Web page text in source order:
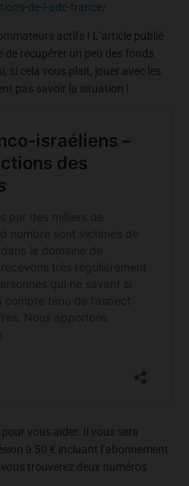
de-l-adc-france/
actifs ! L’article publié
récupérer un peu des fonds
si cela vous plait, jouer avec les
pas savoir la situation !
vous aider. Il vous sera
à 50 € incluant l’abonnement
trouverez deux numéros